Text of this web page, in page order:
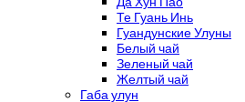
Те Гуань Инь
Гуандунские Улуны
Белый чай
Зеленый чай
Желтый чай
Габа улун